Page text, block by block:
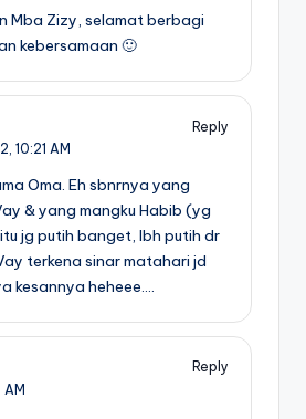
Mba Zizy, selamat berbagi
kebersamaan 🙂
Reply
10:21 AM
Oma. Eh sbnrnya yang
& yang mangku Habib (yg
jg putih banget, lbh putih dr
terkena sinar matahari jd
kesannya heheee….
Reply
AM